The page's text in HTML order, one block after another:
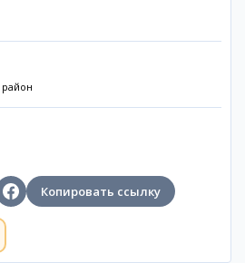
Копировать ссылку